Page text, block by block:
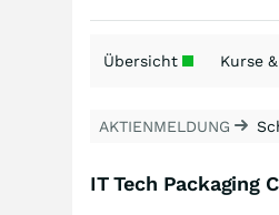
Übersicht Kurse
AKTIENMELDUNG
IT Tech Packaging